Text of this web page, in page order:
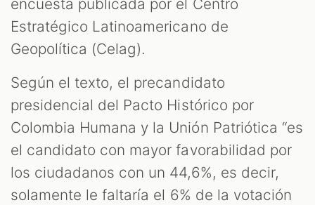
encuesta publicada por el Centro
Estratégico Latinoamericano de
Geopolítica (Celag).
Según el texto, el precandidato
presidencial del Pacto Histórico por
Colombia Humana y la Unión Patriótica “es
el candidato con mayor favorabilidad por
los ciudadanos con un 44,6%, es decir,
solamente le faltaría el 6% de la votación